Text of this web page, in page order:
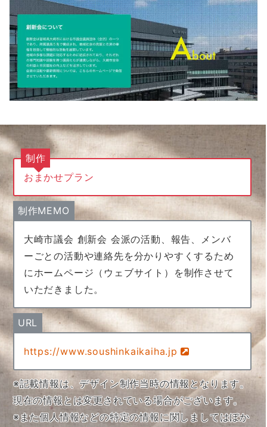
制作
おまかせプラン
制作MEMO
大崎市議会 創新会 会派の活動、報告、メンバ
ーごとの活動や連絡先を分かりやすくするため
にホームページ（ウェブサイト）を制作させて
いただきました。
URL
https://www.soushinkaikaiha.jp
※記載情報は、デザイン制作当時の情報となります。
現在の情報とは変更されている場合がございます。
※また個人情報などの特定の情報に関しましてはぼか